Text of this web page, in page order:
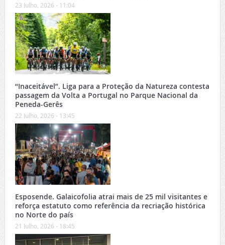
23 Julho, 2026 - 11:04
“Inaceitável”. Liga para a Proteção da Natureza contesta
passagem da Volta a Portugal no Parque Nacional da
Peneda-Gerês
22 Julho, 2026 - 13:45
Esposende. Galaicofolia atrai mais de 25 mil visitantes e
reforça estatuto como referência da recriação histórica
no Norte do país
21 Julho, 2026 - 18:45